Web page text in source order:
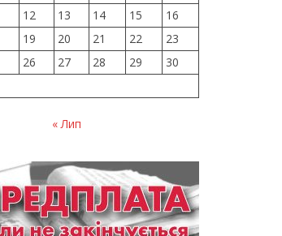
12 13 14 15
16
19 20 21 22
23
26 27 28 29
30
« Лип